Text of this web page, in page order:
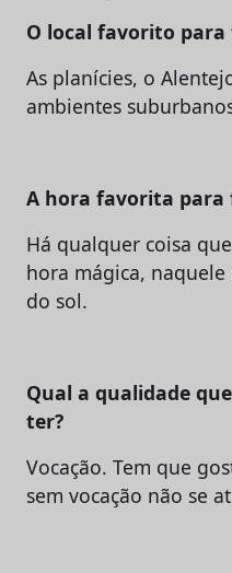
O local favorito
As planícies, o
ambientes
A hora favorita para
Há qualquer coisa
hora mágica,
do sol.
Qual a qualidade
ter?
Vocação. Tem que
sem vocação não se